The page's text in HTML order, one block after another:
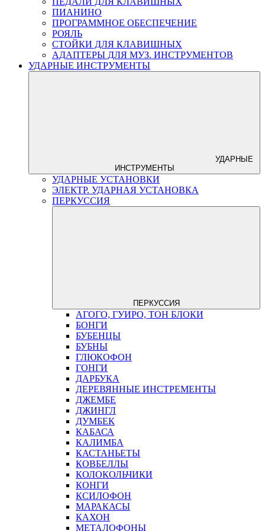
ПИАНИНО
ПРОГРАММНОЕ ОБЕСПЕЧЕНИЕ
РОЯЛЬ
СТОЙКИ ДЛЯ КЛАВИШНЫХ
АДАПТЕРЫ ДЛЯ МУЗ. ИНСТРУМЕНТОВ
УДАРНЫЕ ИНСТРУМЕНТЫ
УДАРНЫЕ
ИНСТРУМЕНТЫ
УДАРНЫЕ УСТАНОВКИ
ЭЛЕКТР. УДАРНАЯ УСТАНОВКА
ПЕРКУССИЯ
ПЕРКУССИЯ
АГОГО, ГУИРО, ТОН БЛОКИ
БОНГИ
БУБЕНЦЫ
БУБНЫ
ГЛЮКОФОН
ГОНГИ
ДАРБУКА
ДЕРЕВЯННЫЕ ИНСТРЕМЕНТЫ
ДЖЕМБЕ
ДЖИНГЛ
ДУМБЕК
КАБАСА
КАЛИМБА
КАСТАНЬЕТЫ
КОВБЕЛЛЫ
КОЛОКОЛЬЧИКИ
КОНГИ
КСИЛОФОН
МАРАКАСЫ
КАХОН
МЕТАЛОФОНЫ